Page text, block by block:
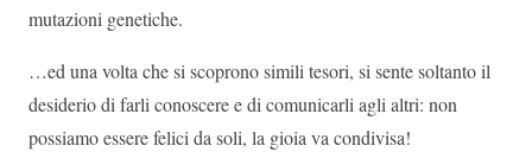
mutazioni genetiche.
…ed una volta che si scoprono simili tesori, si sente soltanto il
desiderio di farli conoscere e di comunicarli agli altri: non
possiamo essere felici da soli, la gioia va condivisa!